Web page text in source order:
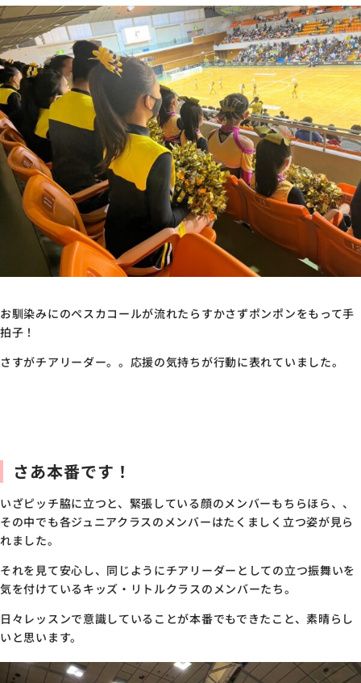
お馴染みにのペスカコールが流れたらすかさずポンポンをもって手
拍子！
さすがチアリーダー。。応援の気持ちが行動に表れていました。
さあ本番です！
いざピッチ脇に立つと、緊張している顔のメンバーもちらほら、、
その中でも各ジュニアクラスのメンバーはたくましく立つ姿が見ら
れました。
それを見て安心し、同じようにチアリーダーとしての立つ振舞いを
気を付けているキッズ・リトルクラスのメンバーたち。
日々レッスンで意識していることが本番でもできたこと、素晴らし
いと思います。